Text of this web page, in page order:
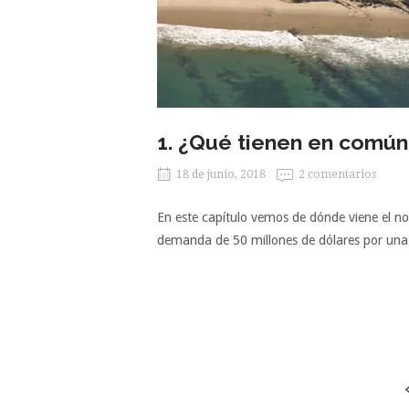
1. ¿Qué tienen en
18 de junio, 2018 2 comentarios
En este capítulo vemos de dónde viene el
demanda de 50 millones de dólares por